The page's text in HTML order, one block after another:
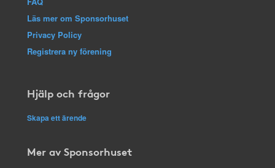
Läs mer om Sponsorhuset
Privacy Policy
Registrera ny förening
Hjälp och frågor
Skapa ett ärende
Mer av Sponsorhuset